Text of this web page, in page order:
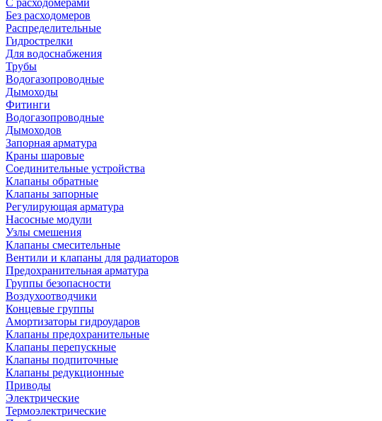
С расходомерами
Без расходомеров
Распределительные
Гидрострелки
Для водоснабжения
Трубы
Водогазопроводные
Дымоходы
Фитинги
Водогазопроводные
Дымоходов
Запорная арматура
Краны шаровые
Соединительные устройства
Клапаны обратные
Клапаны запорные
Регулирующая арматура
Насосные модули
Узлы смешения
Клапаны смесительные
Вентили и клапаны для радиаторов
Предохранительная арматура
Группы безопасности
Воздухоотводчики
Концевые группы
Амортизаторы гидроударов
Клапаны предохранительные
Клапаны перепускные
Клапаны подпиточные
Клапаны редукционные
Приводы
Электрические
Термоэлектрические